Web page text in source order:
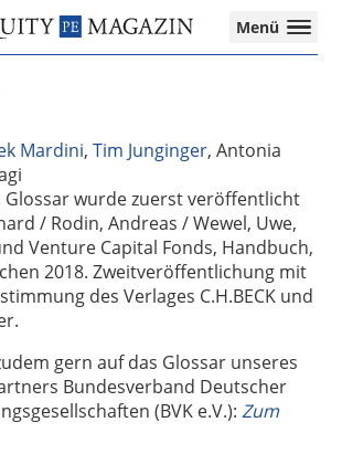
Menü
Mardini,Tim Junginger, Antonia
Glossar wurde zuerst veröffentlicht
/ Rodin, Andreas / Wewel, Uwe,
Venture Capital Fonds, Handbuch,
2018. Zweitveröffentlichung mit
des Verlages C.H.BECK und
gern auf das Glossar unseres
Bundesverband Deutscher
(BVK e.V.):Zum